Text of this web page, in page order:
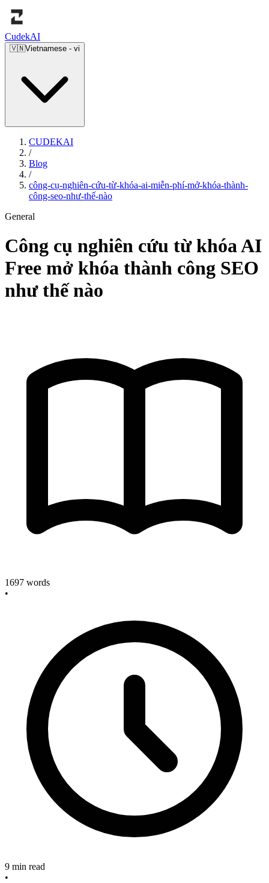
CudekAI
🇻🇳Vietnamese - vi
CUDEKAI
/
Blog
/
công-cụ-nghiên-cứu-từ-khóa-ai-miễn-phí-mở-khóa-thành-
công-seo-như-thế-nào
General
Công cụ nghiên cứu từ khóa AI
Free mở khóa thành công SEO
như thế nào
1697 words
•
9 min read
•